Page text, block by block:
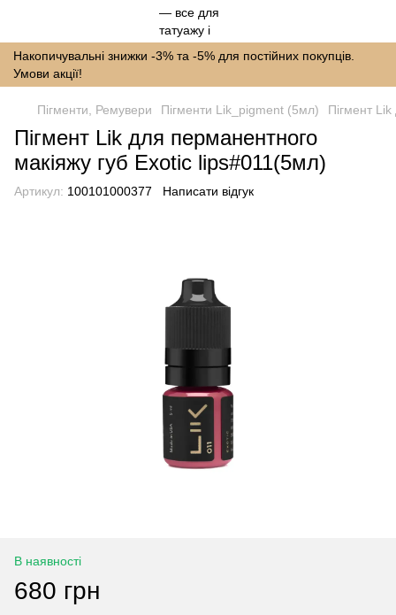
Накопичувальні знижки -3% та -5% для постійних покупців.
Умови акції!
Пігменти, Ремувери Пігменти Lik_pigment (5мл) Пігмент
Пігмент Lik для перманентного
макіяжу губ Exotic lips#011(5мл)
Артикул: 100101000377 Написати відгук
В наявності
680 грн